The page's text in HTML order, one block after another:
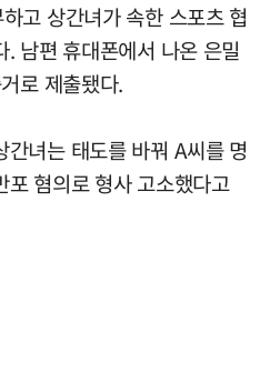
고 상간녀가 속한 스포츠 협
남편 휴대폰에서 나온 은밀
로 제출됐다.
녀는 태도를 바꿔 A씨를 명
혐의로 형사 고소했다고